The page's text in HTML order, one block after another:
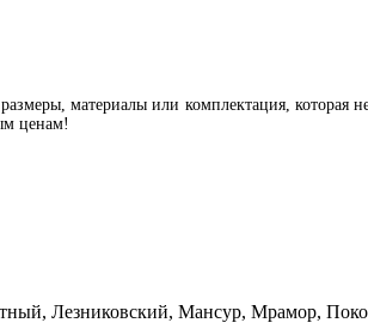
материалы или комплектация, которая
ценам!
Лезниковский, Мансур, Мрамор,